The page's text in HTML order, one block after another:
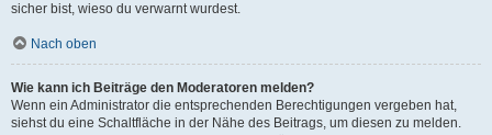
sicher bist, wieso du verwarnt wurdest.
Nach oben
Wie kann ich Beiträge den Moderatoren melden?
Wenn ein Administrator die entsprechenden Berechtigungen vergeben hat,
siehst du eine Schaltfläche in der Nähe des Beitrags, um diesen zu melden.